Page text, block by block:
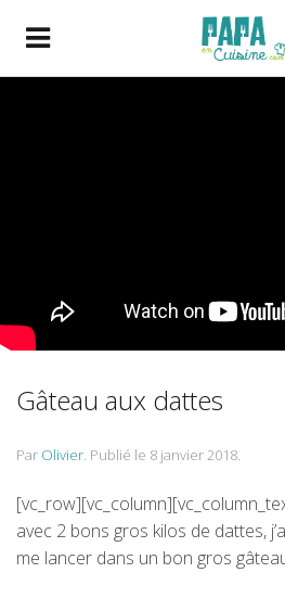
Gâteau aux dattes
Par Olivier. Publié le 8 janvier 2018.
avec 2 bons gros kilos de dattes,
me lancer dans un bon gros